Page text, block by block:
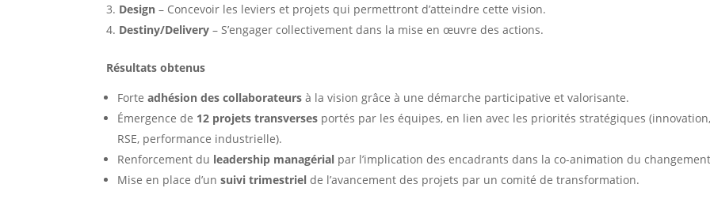
Design – Concevoir les leviers et projets qui permettront d’atteindre cette vision.
Destiny/Delivery – S’engager collectivement dans la mise en œuvre des actions.
Résultats obtenus
Forteadhésion des collaborateurs à la vision grâce à une démarche participative et valorisante.
Émergence de 12 projets transverses portés par les équipes, en lien avec les priorités stratégiques
RSE, performance industrielle).
Renforcement du leadership managérial par l’implication des encadrants dans la co-animation du
Mise en place d’unsuivi trimestriel de l’avancement des projets par un comité de transformation.